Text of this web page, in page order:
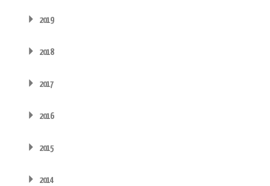
2019
2018
2017
2016
2015
2014